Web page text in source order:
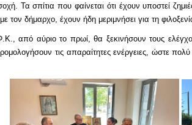
Τα σπίτια που φαίνεται ότι έχουν υποστεί
τον δήμαρχο, έχουν ήδη μεριμνήσει για τη
από αύριο το πρωί, θα ξεκινήσουν τους
τις απαραίτητες ενέργειες, ώστε